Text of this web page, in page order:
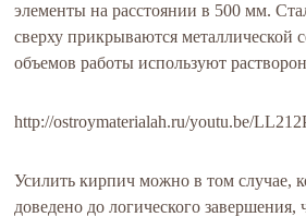
элементы на расстоянии в 500 мм.
сверху прикрываются металлической
объемов работы используют
http://ostroymaterialah.ru/youtu.be/
Усилить кирпич можно в том случае,
доведено до логического завершения,